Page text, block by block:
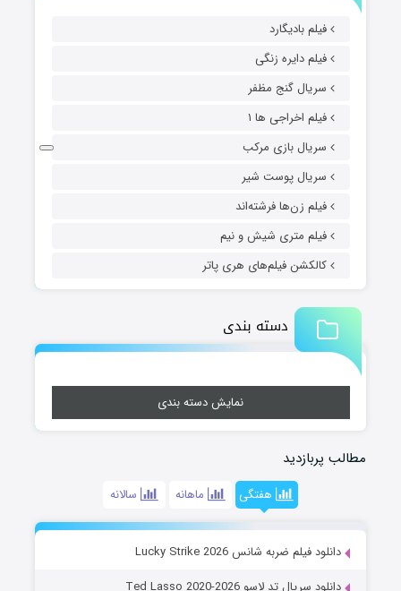
فیلم بادیگارد
فیلم دایره زنگی
سریال گنج مظفر
فیلم اخراجی ها ۱
سریال بازی مرکب
سریال پوست شیر
فیلم زن‌ها فرشته‌اند
فیلم متری شیش و نیم
کالکشن فیلم‌های هری پاتر
دسته بندی
نمایش دسته بندی
مطالب پربازدید
هفتگی ماهانه سالانه
دانلود فیلم ضربه شانس Lucky Strike 2026
دانلود سریال تد لاسو Ted Lasso 2020-2026